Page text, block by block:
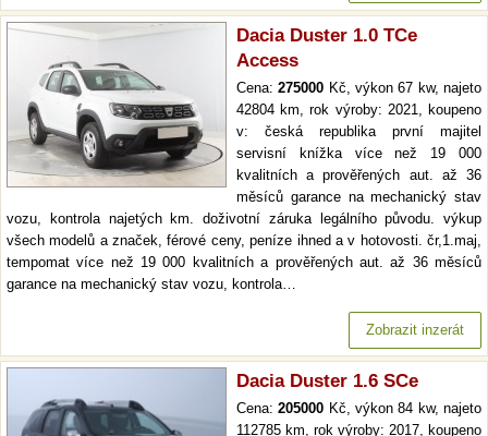
Dacia Duster 1.0 TCe
Access
Cena:275000 Kč, výkon 67 kw, najeto
42804 km, rok výroby: 2021, koupeno
v: česká republika první majitel
servisní knížka více než 19 000
kvalitních a prověřených aut. až 36
měsíců garance na mechanický stav
vozu, kontrola najetých km. doživotní záruka legálního původu. výkup
všech modelů a značek, férové ceny, peníze ihned a v hotovosti. čr,1.maj,
tempomat více než 19 000 kvalitních a prověřených aut. až 36 měsíců
garance na mechanický stav vozu, kontrola…
Zobrazit inzerát
Dacia Duster 1.6 SCe
Cena:205000 Kč, výkon 84 kw, najeto
112785 km, rok výroby: 2017, koupeno